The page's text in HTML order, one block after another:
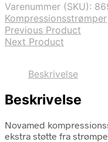
Varenummer (SKU):
Kompressionsstrømper
Previous Product
Next Product
Beskrivelse
Beskrivelse
Novamed
ekstra støtte fra